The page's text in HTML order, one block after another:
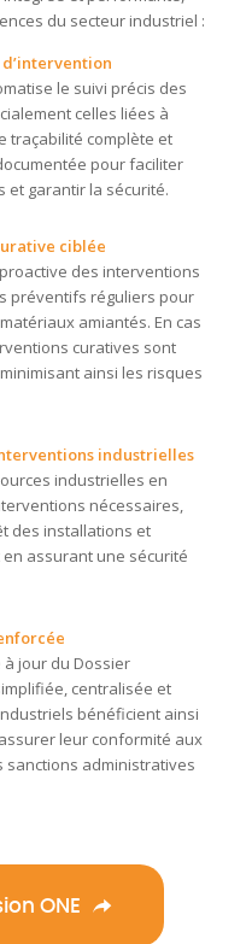
du secteur industriel :
le suivi précis des
celles liées à
traçabilité complète et
pour faciliter
et garantir la sécurité.
ciblée
des interventions
préventifs réguliers pour
amiantés. En cas
curatives sont
ainsi les risques
industrielles
industrielles en
nécessaires,
des installations et
assurant une sécurité
à jour du Dossier
centralisée et
bénéficient ainsi
leur conformité aux
sanctions administratives
ONE